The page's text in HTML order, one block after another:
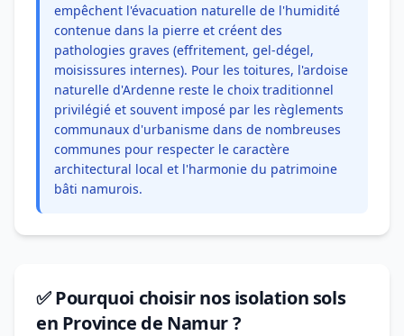
empêchent l'évacuation naturelle de l'humidité
contenue dans la pierre et créent des
pathologies graves (effritement, gel-dégel,
moisissures internes). Pour les toitures, l'ardoise
naturelle d'Ardenne reste le choix traditionnel
privilégié et souvent imposé par les règlements
communaux d'urbanisme dans de nombreuses
communes pour respecter le caractère
architectural local et l'harmonie du patrimoine
bâti namurois.
✅ Pourquoi choisir nos isolation sols
en Province de Namur ?